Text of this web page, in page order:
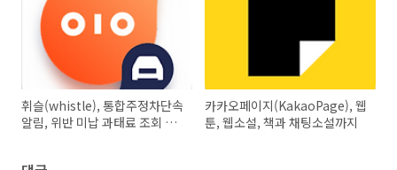
휘슬(whistle), 통합주정차단속
알림, 위반 미납 과태료 조회 및
카카오페이지(KakaoPage), 웹
툰, 웹소설, 책과 채팅소설까지